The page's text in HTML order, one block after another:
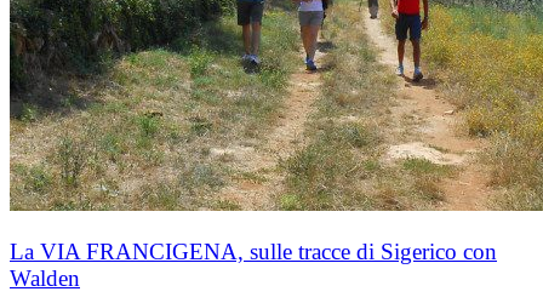
La VIA FRANCIGENA, sulle tracce di Sigerico con
Walden